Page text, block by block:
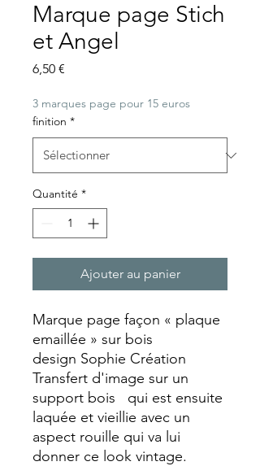
Marque page Stich
et Angel
6,50 €
3 marques page pour 15 euros
finition *
Quantité *
Ajouter au panier
Marque page façon « plaque
emaillée » sur bois
design Sophie Création
Transfert d'image sur un
support bois qui est ensuite
laquée et vieillie avec un
aspect rouille qui va lui
donner ce look vintage.